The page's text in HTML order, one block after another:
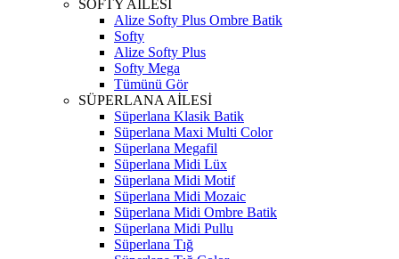
SOFTY AİLESİ
Alize Softy Plus Ombre Batik
Softy
Alize Softy Plus
Softy Mega
Tümünü Gör
SÜPERLANA AİLESİ
Süperlana Klasik Batik
Süperlana Maxi Multi Color
Süperlana Megafil
Süperlana Midi Lüx
Süperlana Midi Motif
Süperlana Midi Mozaic
Süperlana Midi Ombre Batik
Süperlana Midi Pullu
Süperlana Tığ